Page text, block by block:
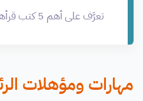
تعرَّف على أهم 5 كتب قرأها بيل جيتس
مهارات ومؤهلات